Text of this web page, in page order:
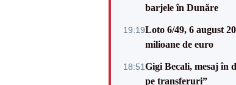
barjele în Dunăre
19:19Loto 6/49, 6 august
milioane de euro
18:51Gigi Becali, mesaj în
pe transferuri”